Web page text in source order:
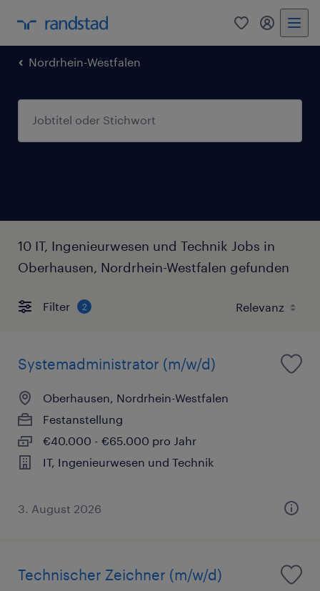
0 Mein
Nordrhein-Westfalen
10 IT, Ingenieurwesen und Technik Jobs in
Oberhausen, Nordrhein-Westfalen gefunden
Filter 2
Systemadministrator (m/w/d)
Oberhausen, Nordrhein-Westfalen
Festanstellung
€40.000 - €65.000 pro Jahr
IT, Ingenieurwesen und Technik
3. August 2026
Technischer Zeichner (m/w/d)